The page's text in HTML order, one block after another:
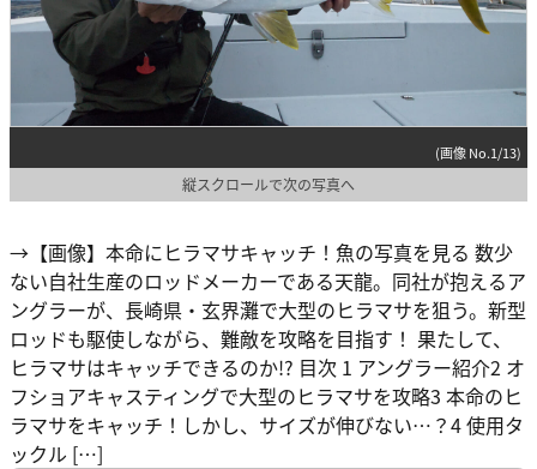
(画像 No.1/13)
縦スクロールで次の写真へ
→【画像】本命にヒラマサキャッチ！魚の写真を見る 数少
ない自社生産のロッドメーカーである天龍。同社が抱えるア
ングラーが、長崎県・玄界灘で大型のヒラマサを狙う。新型
ロッドも駆使しながら、難敵を攻略を目指す！ 果たして、
ヒラマサはキャッチできるのか!? 目次 1 アングラー紹介2 オ
フショアキャスティングで大型のヒラマサを攻略3 本命のヒ
ラマサをキャッチ！しかし、サイズが伸びない…？4 使用タ
ックル […]